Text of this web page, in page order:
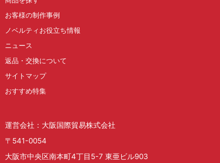
お客様の制作事例
ノベルティお役立ち情報
ニュース
返品・交換について
サイトマップ
おすすめ特集
運営会社：大阪国際貿易株式会社
〒541-0054
大阪市中央区南本町4丁目5-7 東亜ビル903